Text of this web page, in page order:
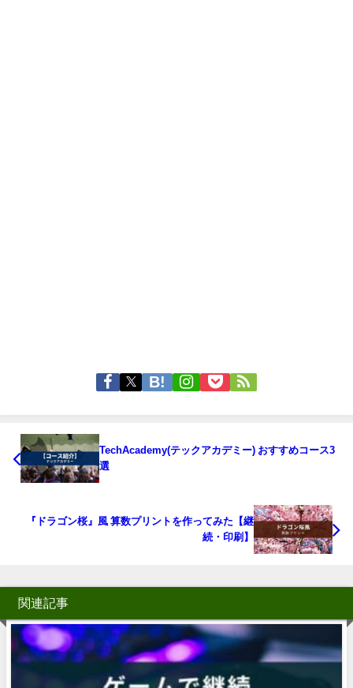
TechAcademy(テックアカデミー) おすすめコース3
選
『ドラゴン桜』風 算数プリントを作ってみた【継
続・印刷】
関連記事